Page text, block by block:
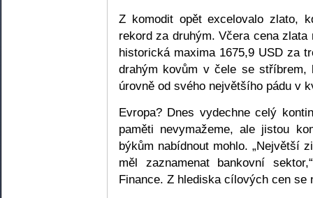
Z komodit opět excelovalo zlato,
rekord za druhým. Včera cena
historická maxima 1675,9 USD za
drahým kovům v čele se
úrovně od svého největšího pádu v
Evropa? Dnes vydechne celý
paměti nevymažeme, ale jistou
býkům nabídnout mohlo. „Největší
měl zaznamenat bankovní
Finance. Z hlediska cílových cen se